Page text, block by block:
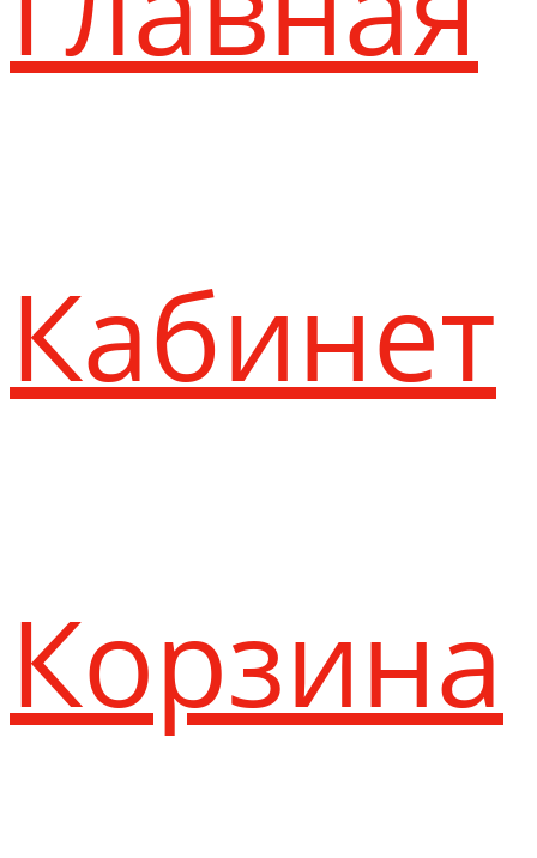
Кабинет
Корзина